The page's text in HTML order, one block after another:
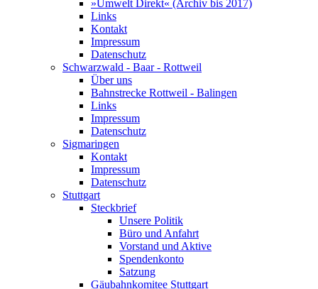
»Umwelt Direkt« (Archiv bis 2017)
Links
Kontakt
Impressum
Datenschutz
Schwarzwald - Baar - Rottweil
Über uns
Bahnstrecke Rottweil - Balingen
Links
Impressum
Datenschutz
Sigmaringen
Kontakt
Impressum
Datenschutz
Stuttgart
Steckbrief
Unsere Politik
Büro und Anfahrt
Vorstand und Aktive
Spendenkonto
Satzung
Gäubahnkomitee Stuttgart